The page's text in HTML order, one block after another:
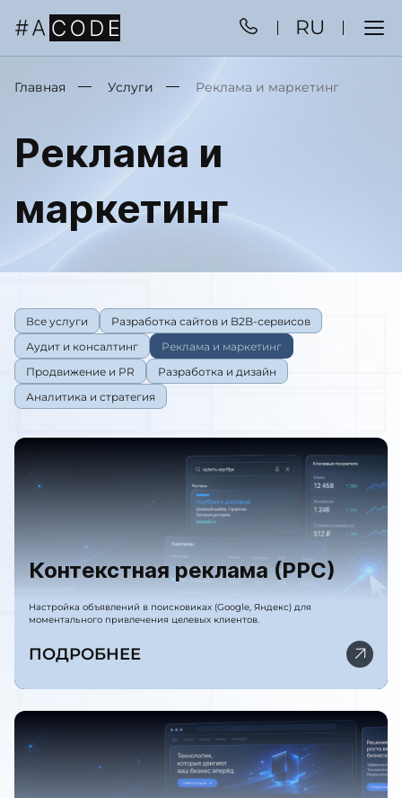
RU
Главная Услуги Реклама и маркетинг
Реклама и
маркетинг
Все услуги
Разработка сайтов и B2B-сервисов
Аудит и консалтинг
Реклама и маркетинг
Продвижение и PR
Разработка и дизайн
Аналитика и стратегия
Контекстная реклама (PPC)
Настройка объявлений в поисковиках (Google, Яндекс) для
моментального привлечения целевых клиентов.
ПОДРОБНЕЕ